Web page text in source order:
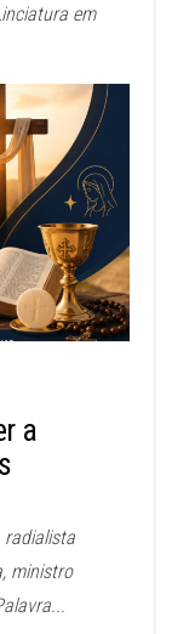
em
a
radialista
ministro